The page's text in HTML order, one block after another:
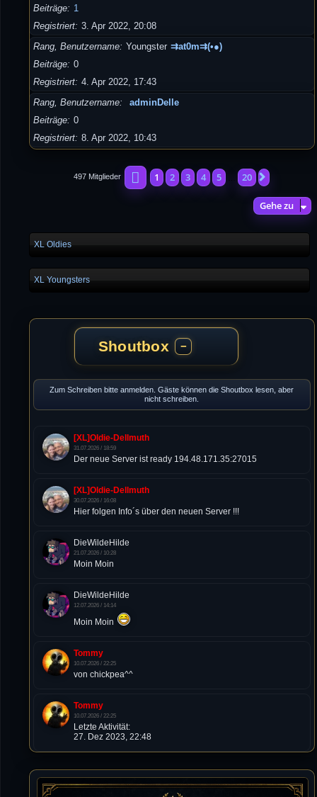
Beiträge
1
Registriert 3. Apr 2022, 20:08
Rang, Benutzername Youngster ⇉at0m⇉(•●)
Beiträge 0
Registriert 4. Apr 2022, 17:43
Rang, Benutzername
adminDelle
Beiträge 0
Registriert 8. Apr 2022, 10:43
497 Mitglieder Seite1von20
1 2 3 4 5 20
Gehe zu
XL Oldies
XL Youngsters
Shoutbox −
Zum Schreiben bitte anmelden. Gäste können die Shoutbox lesen, aber
nicht schreiben.
[XL]Oldie-Dellmuth
31.07.2026 / 18:59
Der neue Server ist ready 194.48.171.35:27015
[XL]Oldie-Dellmuth
30.07.2026 / 16:08
Hier folgen Info´s über den neuen Server !!!
DieWildeHilde
21.07.2026 / 10:28
Moin Moin
DieWildeHilde
12.07.2026 / 14:14
Moin Moin
Tommy
10.07.2026 / 22:25
von chickpea^^
Tommy
10.07.2026 / 22:25
Letzte Aktivität:
27. Dez 2023, 22:48
DieWildeHilde
10.07.2026 / 12:48
Happy Birthday Chickpea